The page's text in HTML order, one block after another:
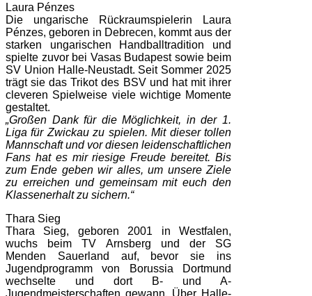
Laura Pénzes
Die ungarische Rückraumspielerin Laura
Pénzes, geboren in Debrecen, kommt aus der
starken ungarischen Handballtradition und
spielte zuvor bei Vasas Budapest sowie beim
SV Union Halle-Neustadt. Seit Sommer 2025
trägt sie das Trikot des BSV und hat mit ihrer
cleveren Spielweise viele wichtige Momente
gestaltet.
„Großen Dank für die Möglichkeit, in der 1.
Liga für Zwickau zu spielen. Mit dieser tollen
Mannschaft und vor diesen leidenschaftlichen
Fans hat es mir riesige Freude bereitet. Bis
zum Ende geben wir alles, um unsere Ziele
zu erreichen und gemeinsam mit euch den
Klassenerhalt zu sichern.“
Thara Sieg
Thara Sieg, geboren 2001 in Westfalen,
wuchs beim TV Arnsberg und der SG
Menden Sauerland auf, bevor sie ins
Jugendprogramm von Borussia Dortmund
wechselte und dort B- und A-
Jugendmeisterschaften gewann. Über Halle-